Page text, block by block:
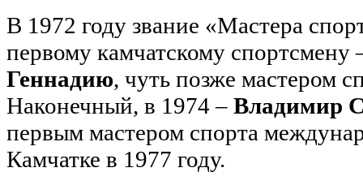
В 1972 году звание «Мастера
первому камчатскому спортсмену
Геннадию, чуть позже мастером
Наконечный, в 1974 – Владимир
первым мастером спорта
Камчатке в 1977 году.